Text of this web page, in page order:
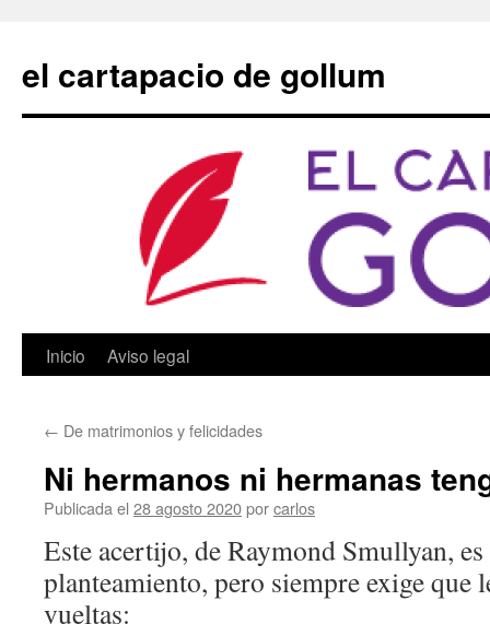
contenido
el cartapacio de gollum
Inicio Aviso legal
← De matrimonios y felicidades
Ni hermanos ni hermanas
Publicada el 28 agosto 2020porcarlos
Este acertijo, de Raymond Smullyan,
planteamiento, pero siempre exige que
vueltas: